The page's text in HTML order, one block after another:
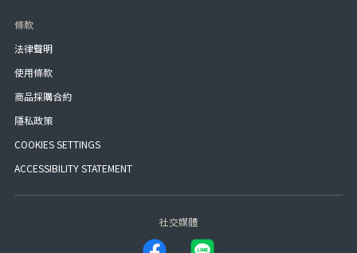
條款
法律聲明
使用條款
商品採購合約
隱私政策
COOKIES SETTINGS
ACCESSIBILITY STATEMENT
社交媒體